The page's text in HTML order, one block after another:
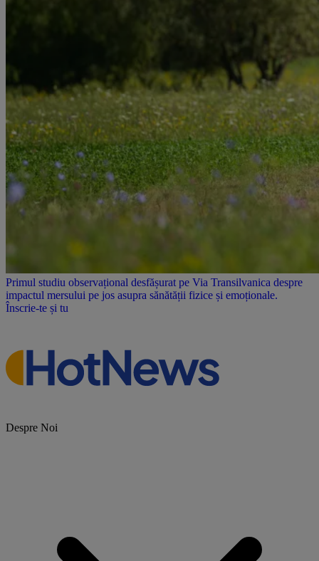
Primul studiu observațional desfășurat pe Via Transilvanica despre
impactul mersului pe jos asupra sănătății fizice și emoționale.
Înscrie-te și tu
Despre Noi